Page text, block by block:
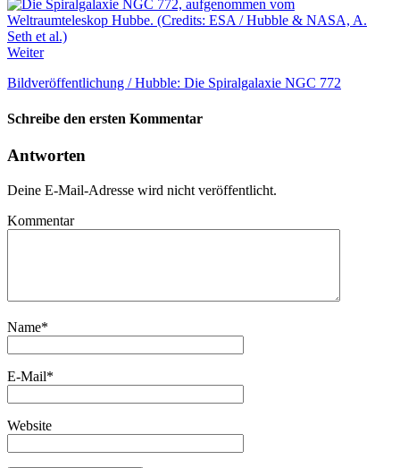
Weiter
Bildveröffentlichung / Hubble: Die Spiralgalaxie NGC 772
Schreibe den ersten Kommentar
Antworten
Deine E-Mail-Adresse wird nicht veröffentlicht.
Kommentar
Name*
E-Mail*
Website